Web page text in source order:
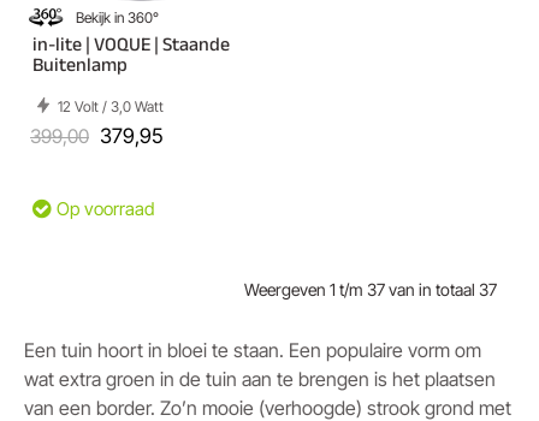
Bekijk in 360°
in-lite | VOQUE | Staande
Buitenlamp
12 Volt / 3,0 Watt
399,00 379,95
Op voorraad
Weergeven 1 t/m 37 van in totaal 37
Een tuin hoort in bloei te staan. Een populaire vorm om
wat extra groen in de tuin aan te brengen is het plaatsen
van een border. Zo’n mooie (verhoogde) strook grond met